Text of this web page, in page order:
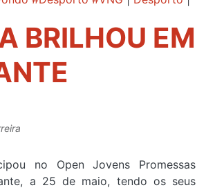
BRILHOU EM
no Open Jovens Promessas
a 25 de maio, tendo os seus